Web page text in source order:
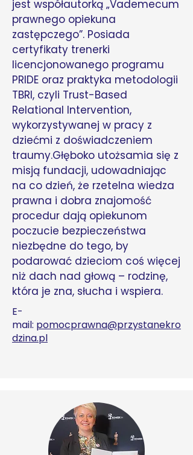
jest współautorką „Vademecum
prawnego opiekuna
zastępczego”. Posiada
certyfikaty trenerki
licencjonowanego programu
PRIDE oraz praktyka metodologii
TBRI, czyli Trust-Based
Relational Intervention,
wykorzystywanej w pracy z
dziećmi z doświadczeniem
traumy.Głęboko utożsamia się z
misją fundacji, udowadniając
na co dzień, że rzetelna wiedza
prawna i dobra znajomość
procedur dają opiekunom
poczucie bezpieczeństwa
niezbędne do tego, by
podarować dzieciom coś więcej
niż dach nad głową – rodzinę,
która je zna, słucha i wspiera.
E-
mail: pomocprawna@przystanekro
dzina.pl